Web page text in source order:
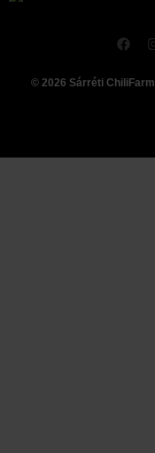
© 2026 Sárréti ChiliFarm